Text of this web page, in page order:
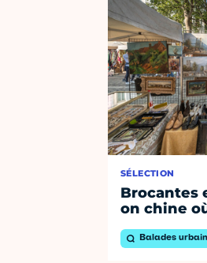
SÉLECTION
Brocantes
on chine
Balades